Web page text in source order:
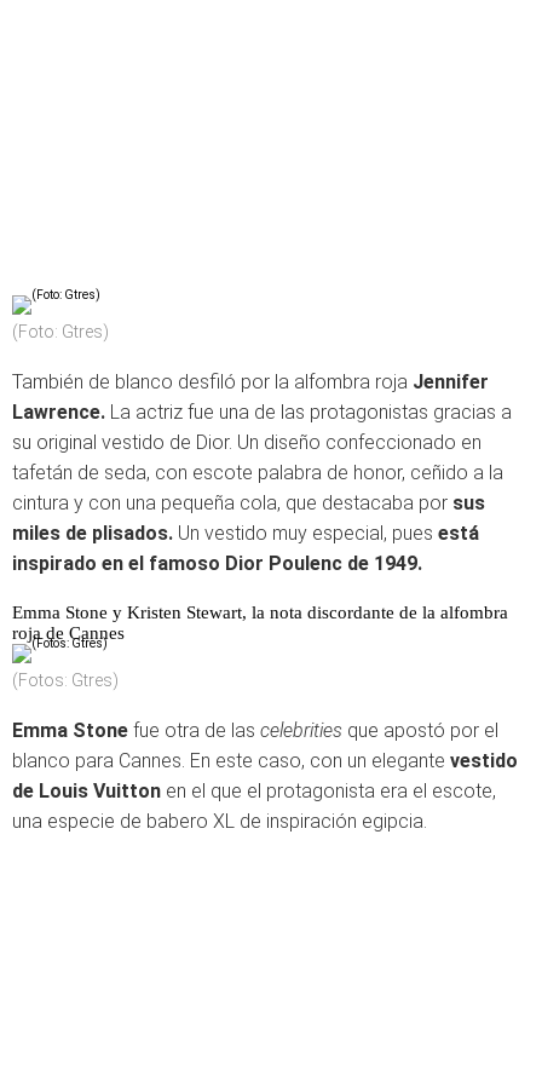
(Foto: Gtres)
También de blanco desfiló por la alfombra roja Jennifer
Lawrence. La actriz fue una de las protagonistas gracias a
su original vestido de Dior. Un diseño confeccionado en
tafetán de seda, con escote palabra de honor, ceñido a la
cintura y con una pequeña cola, que destacaba por sus
miles de plisados. Un vestido muy especial, pues está
inspirado en el famoso Dior Poulenc de 1949.
Emma Stone y Kristen Stewart, la nota discordante de la alfombra
roja de Cannes
(Fotos: Gtres)
Emma Stone fue otra de las celebrities que apostó por el
blanco para Cannes. En este caso, con un elegante vestido
de Louis Vuitton en el que el protagonista era el escote,
una especie de babero XL de inspiración egipcia.